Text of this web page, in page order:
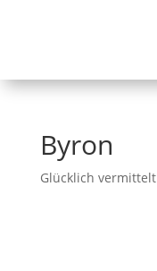
Byron
Glücklich vermittelt